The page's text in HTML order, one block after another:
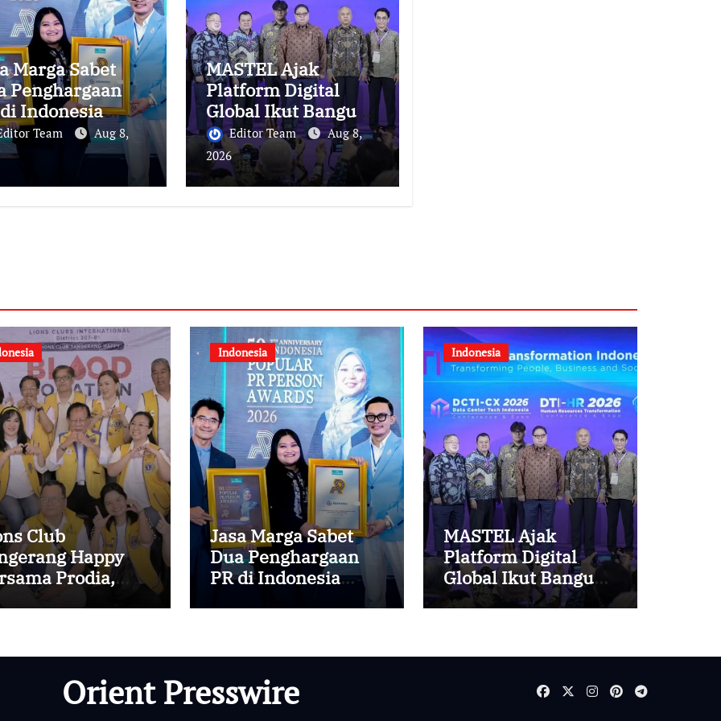
Marga Sabet
Penghargaan
Indonesia
Relations
2026
Team
Aug 8,
MASTEL Ajak
Platform Digital
Global Ikut Bangun
Infrastruktur Digital
Nasional
Editor Team
Aug 8,
2026
Club
Happy
Prodia,
AI, dan
Kesehatan
melalui
Sosial
Indonesia
Jasa Marga Sabet
Dua Penghargaan
PR di Indonesia
Indonesia
MASTEL Ajak
Platform Digital
Global Ikut Bangun
Infrastruktur Digital
Orient Presswire